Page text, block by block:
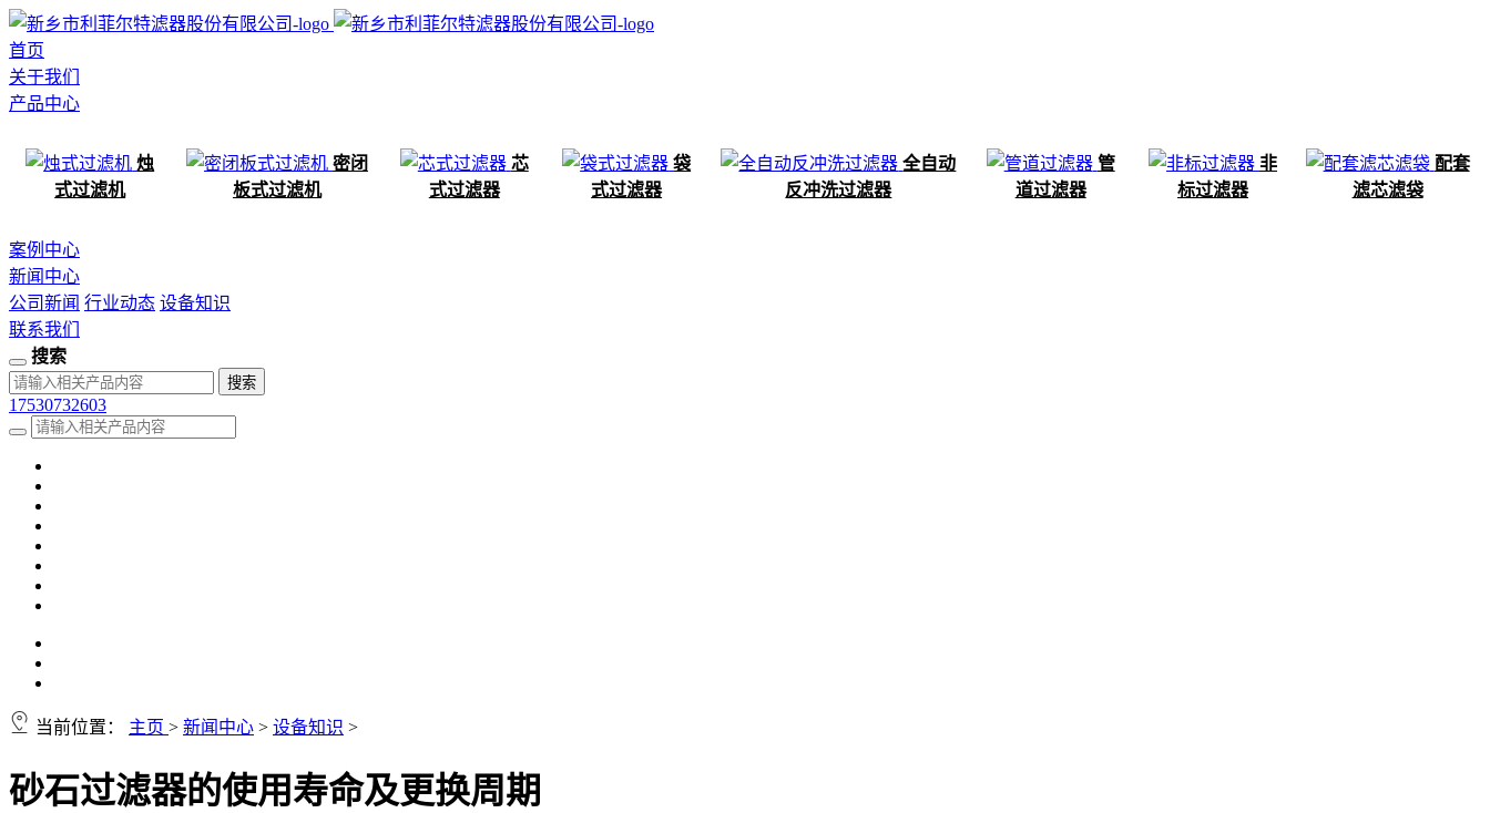
首页
关于我们
产品中心
烛
式过滤机
密闭
板式过滤机
芯
式过滤器
袋
式过滤器
全自动
反冲洗过滤器
管
道过滤器
非
标过滤器
配套
滤芯滤袋
案例中心
新闻中心
公司新闻 行业动态 设备知识
联系我们
搜索
17530732603
当前位置： 主页 > 新闻中心 > 设备知识 >
砂石过滤器的使用寿命及更换周期